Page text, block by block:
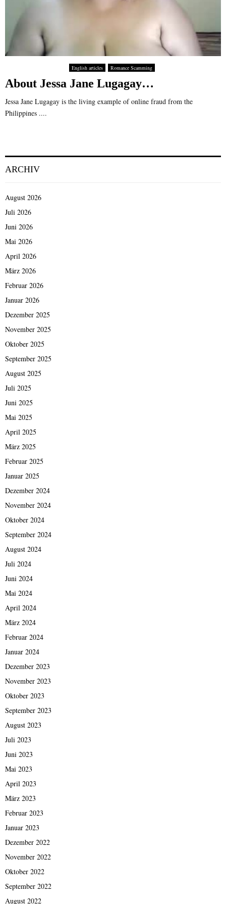
English articles Romance Scamming
About Jessa Jane Lugagay…
Jessa Jane Lugagay is the living example of online fraud from the
Philippines ....
ARCHIV
August 2026
Juli 2026
Juni 2026
Mai 2026
April 2026
März 2026
Februar 2026
Januar 2026
Dezember 2025
November 2025
Oktober 2025
September 2025
August 2025
Juli 2025
Juni 2025
Mai 2025
April 2025
März 2025
Februar 2025
Januar 2025
Dezember 2024
November 2024
Oktober 2024
September 2024
August 2024
Juli 2024
Juni 2024
Mai 2024
April 2024
März 2024
Februar 2024
Januar 2024
Dezember 2023
November 2023
Oktober 2023
September 2023
August 2023
Juli 2023
Juni 2023
Mai 2023
April 2023
März 2023
Februar 2023
Januar 2023
Dezember 2022
November 2022
Oktober 2022
September 2022
August 2022